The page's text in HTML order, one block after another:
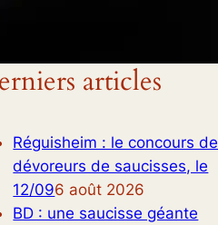
articles
Réguisheim : le concours de
dévoreurs de saucisses, le
12/096 août 2026
BD : une saucisse géante